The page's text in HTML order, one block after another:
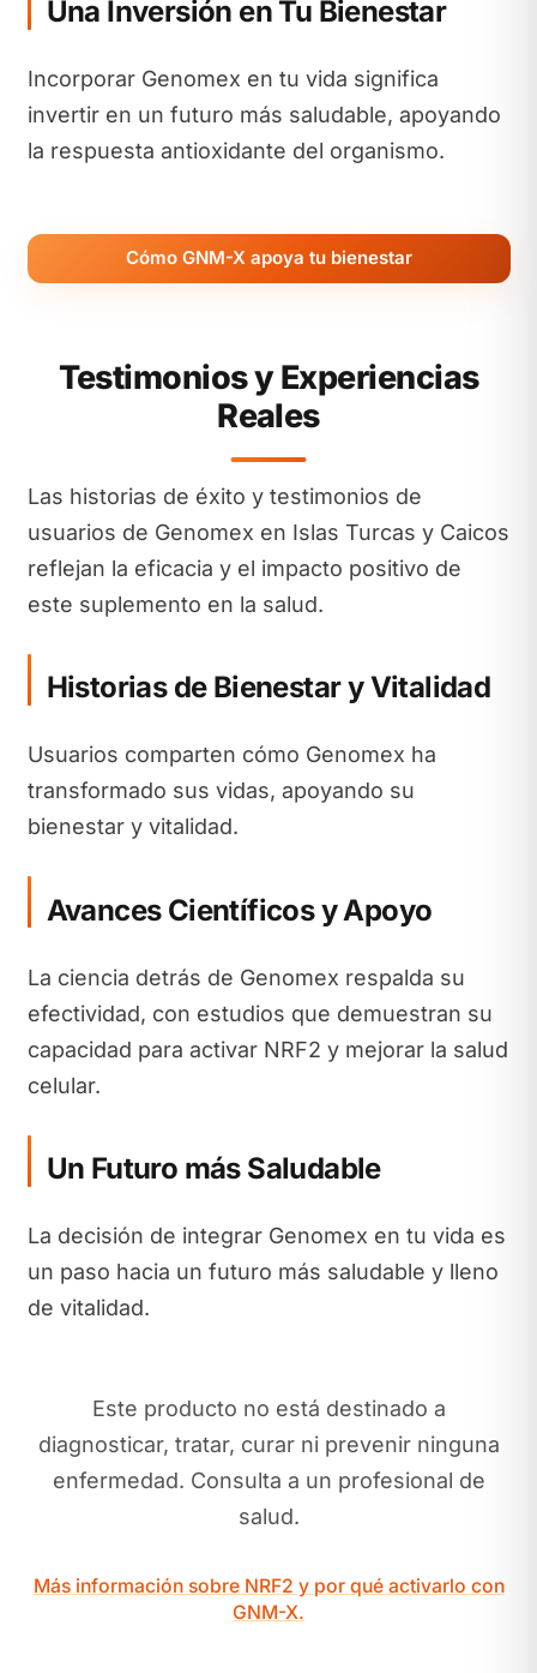
Una Inversión en Tu Bienestar
Incorporar Genomex en tu vida significa
invertir en un futuro más saludable, apoyando
la respuesta antioxidante del organismo.
Cómo GNM-X apoya tu bienestar
Testimonios y Experiencias
Reales
Las historias de éxito y testimonios de
usuarios de Genomex en Islas Turcas y Caicos
reflejan la eficacia y el impacto positivo de
este suplemento en la salud.
Historias de Bienestar y Vitalidad
Usuarios comparten cómo Genomex ha
transformado sus vidas, apoyando su
bienestar y vitalidad.
Avances Científicos y Apoyo
La ciencia detrás de Genomex respalda su
efectividad, con estudios que demuestran su
capacidad para activar NRF2 y mejorar la salud
celular.
Un Futuro más Saludable
La decisión de integrar Genomex en tu vida es
un paso hacia un futuro más saludable y lleno
de vitalidad.
Este producto no está destinado a
diagnosticar, tratar, curar ni prevenir ninguna
enfermedad. Consulta a un profesional de
salud.
Más información sobre NRF2 y por qué activarlo con
GNM-X.